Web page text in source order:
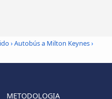
›Autobús a Milton Keynes›
METODOLOGIA